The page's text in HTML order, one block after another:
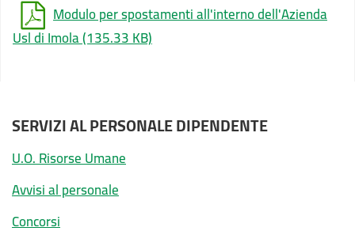
Modulo per spostamenti all'interno dell'Azienda
Usl di Imola(135.33 KB)
SERVIZI AL PERSONALE DIPENDENTE
U.O. Risorse Umane
Avvisi al personale
Concorsi